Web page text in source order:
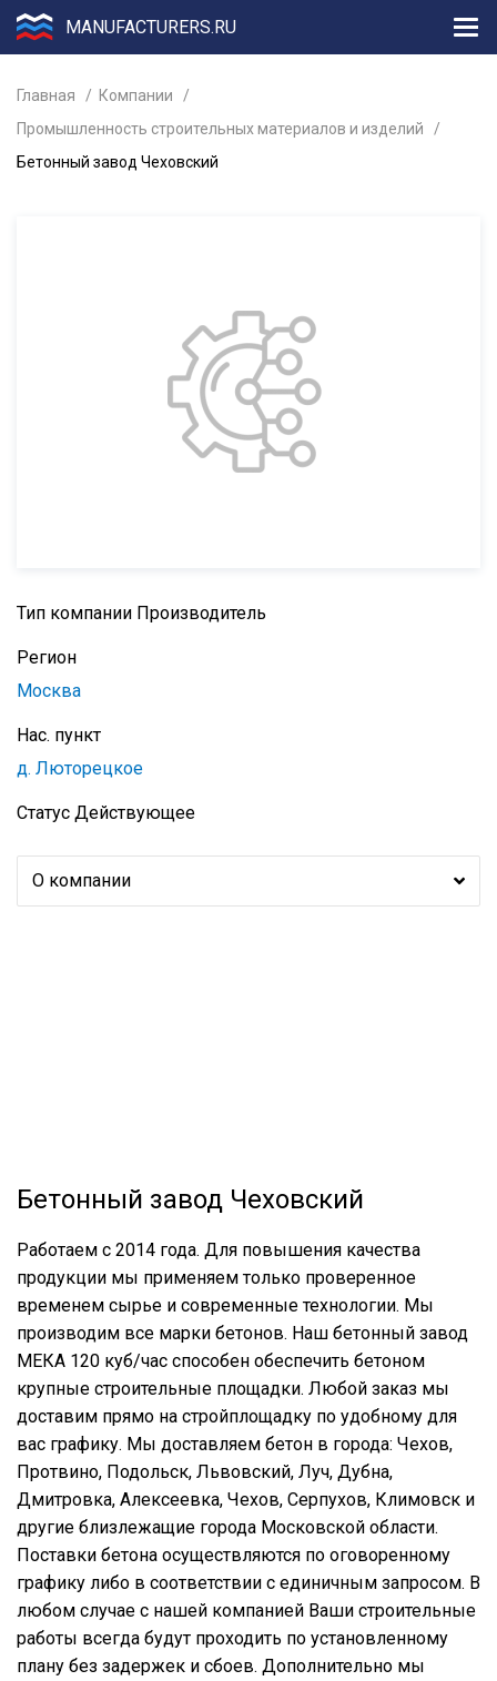
MANUFACTURERS.RU
Главная
Компании
Промышленность строительных материалов и изделий
Бетонный завод Чеховский
Тип компании Производитель
Регион
Москва
Нас. пункт
д. Люторецкое
Статус Действующее
О компании
Бетонный завод Чеховский
Работаем с 2014 года. Для повышения качества
продукции мы применяем только проверенное
временем сырье и современные технологии. Мы
производим все марки бетонов. Наш бетонный завод
МЕКА 120 куб/час способен обеспечить бетоном
крупные строительные площадки. Любой заказ мы
доставим прямо на стройплощадку по удобному для
вас графику. Мы доставляем бетон в города: Чехов,
Протвино, Подольск, Львовский, Луч, Дубна,
Дмитровка, Алексеевка, Чехов, Серпухов, Климовск и
другие близлежащие города Московской области.
Поставки бетона осуществляются по оговоренному
графику либо в соответствии с единичным запросом. В
любом случае с нашей компанией Ваши строительные
работы всегда будут проходить по установленному
плану без задержек и сбоев. Дополнительно мы